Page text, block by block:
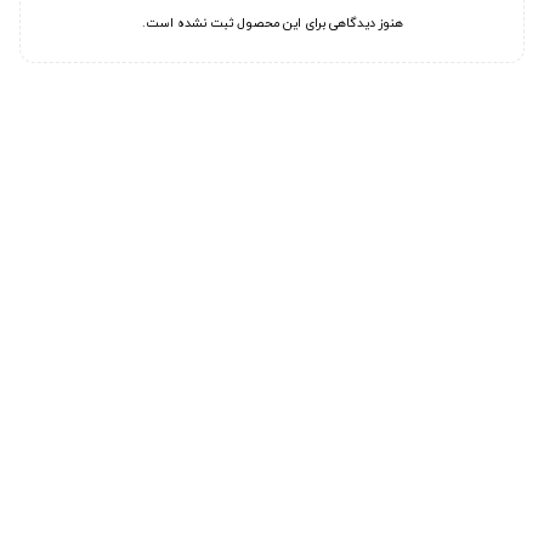
هنوز دیدگاهی برای این محصول ثبت نشده است.